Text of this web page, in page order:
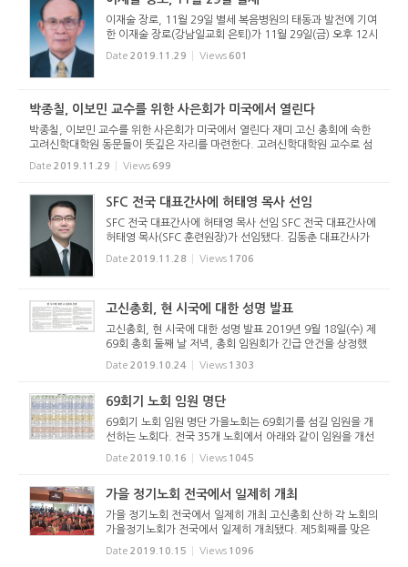
이재술 장로, 11월 29일 별세 복음병원의 태동과 발전에 기여
한 이재술 장로(강남일교회 은퇴)가 11월 29일(금) 오후 12시
경 별세했다. 파라과이 선교사를 지낸 이정건 선교사(KPM 멤
버케어원장)의 부친이다. 고 이재술 장로는 전영창 교장과 함
Date 2019.11.29 Views 601
박종칠, 이보민 교수를 위한 사은회가 미국에서 열린다
박종칠, 이보민 교수를 위한 사은회가 미국에서 열린다 재미 고신 총회에 속한
고려신학대학원 동문들이 뜻깊은 자리를 마련한다. 고려신학대학원 교수로 섬
겼던 박종칠 교수(교회사, 구약신학)와 이보민 교수(기독교 윤리학, 기독교 교
의학)를 위한 사은회를...
Date 2019.11.29 Views 699
SFC 전국 대표간사에 허태영 목사 선임
SFC 전국 대표간사에 허태영 목사 선임 SFC 전국 대표간사에
허태영 목사(SFC 훈련원장)가 선임됐다. 김동춘 대표간사가
서울제일교회(서울남부노회) 위임목사로 청빙받음에 따라 SF
C는 11월 22일(금) 회의를 열고 3배수 후보를 선출했으며, 총
Date 2019.11.28 Views 1706
고신총회, 현 시국에 대한 성명 발표
고신총회, 현 시국에 대한 성명 발표 2019년 9월 18일(수) 제
69회 총회 둘째 날 저녁, 총회 임원회가 긴급 안건을 상정했
다. 현 시국에 대한 선언문을 발표하게 해 달라는 안건이다. 이
에 대해 갑론을박 끝에 '시국선언문'이라는 표현은 사용하지
Date 2019.10.24 Views 1303
69회기 노회 임원 명단
69회기 노회 임원 명단 가을노회는 69회기를 섬길 임원을 개
선하는 노회다. 전국 35개 노회에서 아래와 같이 임원을 개선
했다. 충청노회의 경우 충청동부노회와 충청서부노회로 분립
하여 새롭게 임원을 선출했다. (아래 이미지를 클릭하면 자세
Date 2019.10.16 Views 1045
가을 정기노회 전국에서 일제히 개최
가을 정기노회 전국에서 일제히 개최 고신총회 산하 각 노회의
가을정기노회가 전국에서 일제히 개최됐다. 제5회째를 맞은
서울남부노회는 2019년 10월 14일(월) 오후 2시 서울영동교
회당(정현구 목사 시무)에서 개최했다. 이배영 노회장의 인도
Date 2019.10.15 Views 1096